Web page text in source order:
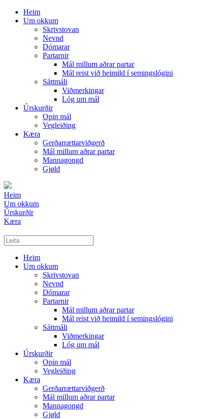
Heim
Um okkum
Skrivstovan
Nevnd
Dómarar
Partarnir
Mál millum aðrar partar
Mál reist við heimild í semingslógini
Sáttmáli
Viðmerkingar
Lóg um mál
Úrskurðir
Opin mál
Vegleiðing
Kæra
Gerðarrættarviðgerð
Mál millum aðrar partar
Mannagongd
Gjøld
Heim
Um okkum
Úrskurðir
Kæra
Heim
Um okkum
Skrivstovan
Nevnd
Dómarar
Partarnir
Mál millum aðrar partar
Mál reist við heimild í semingslógini
Sáttmáli
Viðmerkingar
Lóg um mál
Úrskurðir
Opin mál
Vegleiðing
Kæra
Gerðarrættarviðgerð
Mál millum aðrar partar
Mannagongd
Gjøld